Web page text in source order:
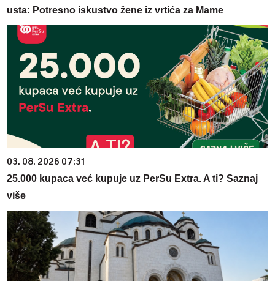
usta: Potresno iskustvo žene iz vrtića za Mame
03. 08. 2026 07:31
25.000 kupaca već kupuje uz PerSu Extra. A ti? Saznaj
više